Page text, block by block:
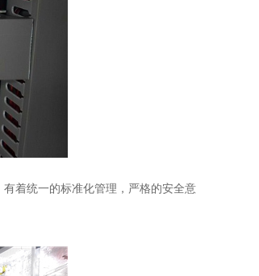
着统一的标准化管理，严格的安全意